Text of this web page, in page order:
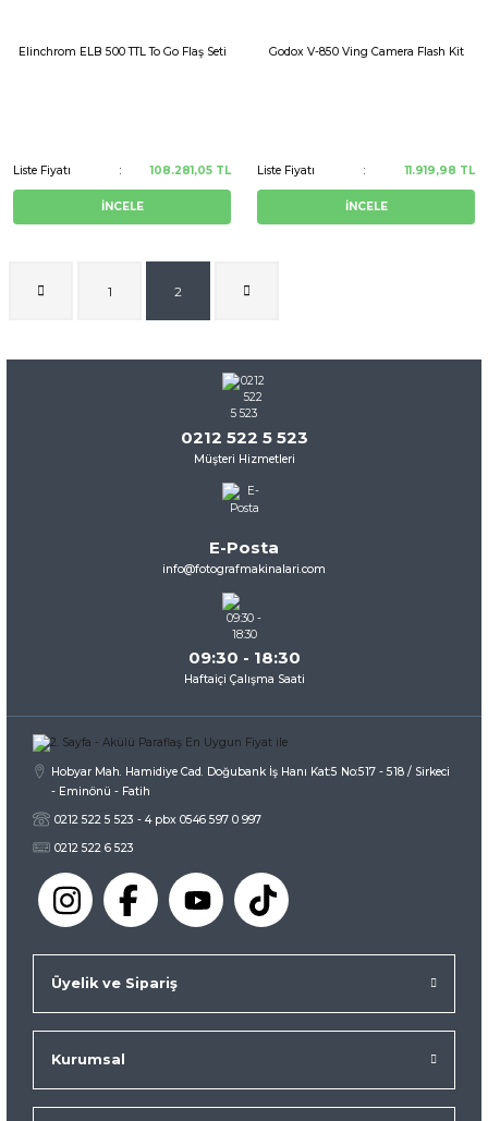
Elinchrom ELB 500 TTL To Go Flaş Seti
Liste Fiyatı 108.281,05 TL
İNCELE
Godox V-850 Ving Camera Flash Kit
Liste Fiyatı 11.919,98 TL
İNCELE
1 2
0212 522 5 523
Müşteri Hizmetleri
E-Posta
info@fotografmakinalari.com
09:30 - 18:30
Haftaiçi Çalışma Saati
Hobyar Mah. Hamidiye Cad. Doğubank İş Hanı Kat:5 No:517 - 518 / Sirkeci
- Eminönü - Fatih
0212 522 5 523 - 4 pbx 0546 597 0 997
0212 522 6 523
Üyelik ve Sipariş
Kurumsal